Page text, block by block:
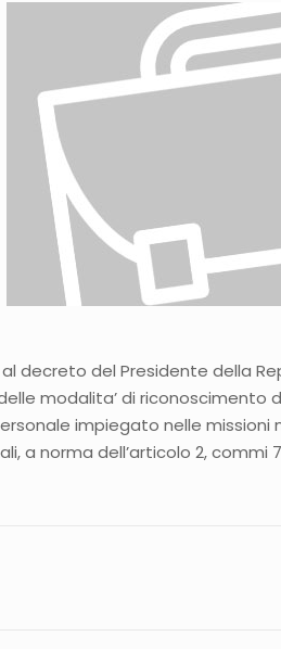
decreto del Presidente della
modalita’ di riconoscimento
impiegato nelle missioni
a norma dell’articolo 2, commi